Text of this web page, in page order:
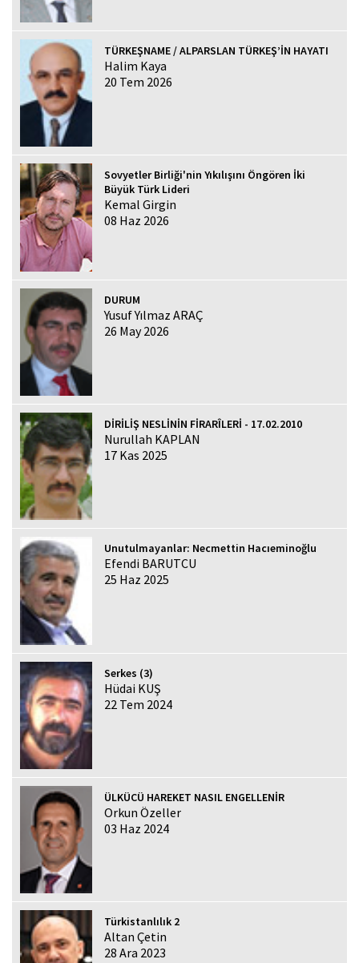
TÜRKEŞNAME / ALPARSLAN TÜRKEŞ’İN HAYATI
Halim Kaya
20 Tem 2026
Sovyetler Birliği'nin Yıkılışını Öngören İki
Büyük Türk Lideri
Kemal Girgin
08 Haz 2026
DURUM
Yusuf Yılmaz ARAÇ
26 May 2026
DİRİLİŞ NESLİNİN FİRARÎLERİ - 17.02.2010
Nurullah KAPLAN
17 Kas 2025
Unutulmayanlar: Necmettin Hacıeminoğlu
Efendi BARUTCU
25 Haz 2025
Serkes (3)
Hüdai KUŞ
22 Tem 2024
ÜLKÜCÜ HAREKET NASIL ENGELLENİR
Orkun Özeller
03 Haz 2024
Türkistanlılık 2
Altan Çetin
28 Ara 2023